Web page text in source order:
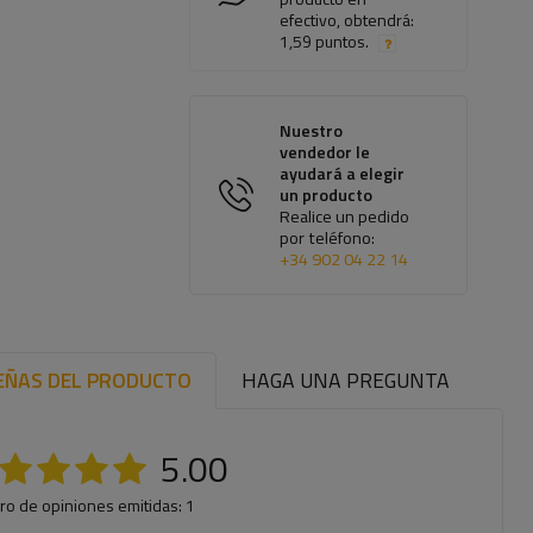
efectivo, obtendrá:
1,59 puntos.
Nuestro
vendedor le
ayudará a elegir
un producto
Realice un pedido
por teléfono:
+34 902 04 22 14
DEL PRODUCTO HAGA UNA PREGUNTA
5.00
de opiniones emitidas: 1